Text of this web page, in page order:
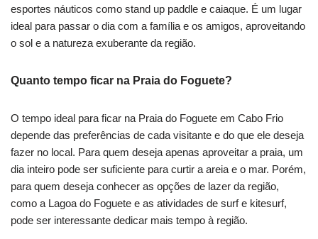
esportes náuticos como stand up paddle e caiaque. É um lugar
ideal para passar o dia com a família e os amigos, aproveitando
o sol e a natureza exuberante da região.
Quanto tempo ficar na Praia do Foguete?
O tempo ideal para ficar na Praia do Foguete em Cabo Frio
depende das preferências de cada visitante e do que ele deseja
fazer no local. Para quem deseja apenas aproveitar a praia, um
dia inteiro pode ser suficiente para curtir a areia e o mar. Porém,
para quem deseja conhecer as opções de lazer da região,
como a Lagoa do Foguete e as atividades de surf e kitesurf,
pode ser interessante dedicar mais tempo à região.